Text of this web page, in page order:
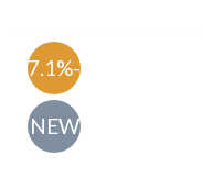
-47.1%
NEW